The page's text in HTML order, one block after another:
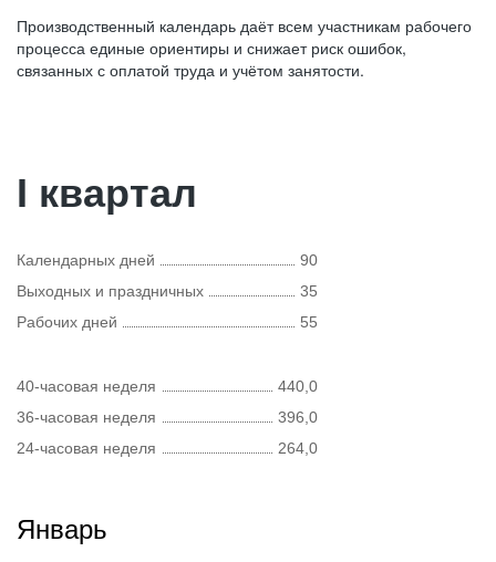
Производственный календарь даёт всем участникам рабочего
процесса единые ориентиры и снижает риск ошибок,
связанных с оплатой труда и учётом занятости.
I квартал
Календарных дней
90
Выходных и праздничных
35
Рабочих дней
55
40-часовая неделя
440,0
36-часовая неделя
396,0
24-часовая неделя
264,0
Январь